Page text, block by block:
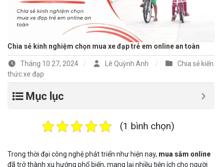
Chia sẻ kinh nghiệm chọn mua xe đạp trẻ em online an toàn
Tháng 10 27, 2024 Lê Quỳnh Anh
Chia sẻ kiến
thức xe đạp
Mục lục
(1 bình chọn)
Trong thời đại công nghệ phát triển như hiện nay, mua sắm online
đã trở thành xu hướng phổ biến, mang lại nhiều tiện ích cho người